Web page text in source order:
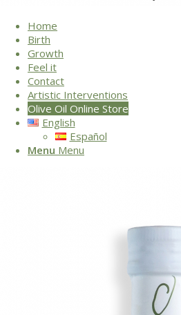
Home
Birth
Growth
Feel it
Contact
Artistic Interventions
Olive Oil Online Store
English
Español
Menu Menu